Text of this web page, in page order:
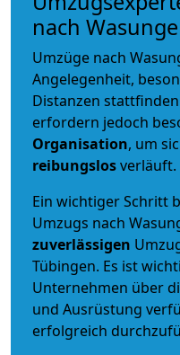
nach
Umzüge nach
Angelegenheit,
Distanzen
erfordern jedoch
Organisation, um
reibungslosverläuft.
Ein wichtiger Schritt
Umzugs nach
zuverlässigen
Tübingen. Es ist
Unternehmen über
und Ausrüstung
erfolgreich